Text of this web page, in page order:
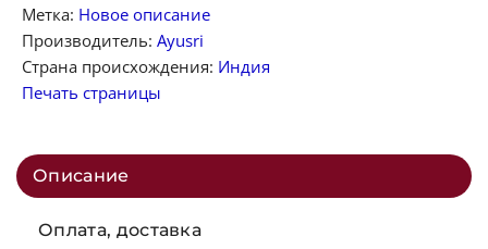
Метка: Новое описание
Производитель: Ayusri
Страна происхождения: Индия
Печать страницы
Описание
Оплата, доставка